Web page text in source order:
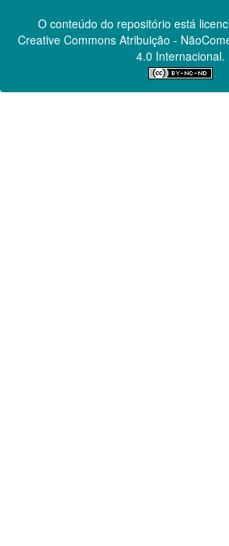
O conteúdo do repositório está
Creative CommonsAtribuição -
4.0 Internacional.